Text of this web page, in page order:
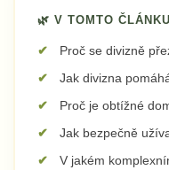
🌿 V TOMTO
Proč se divizně
Jak divizna
Proč je obtížné
Jak bezpečně
V jakém